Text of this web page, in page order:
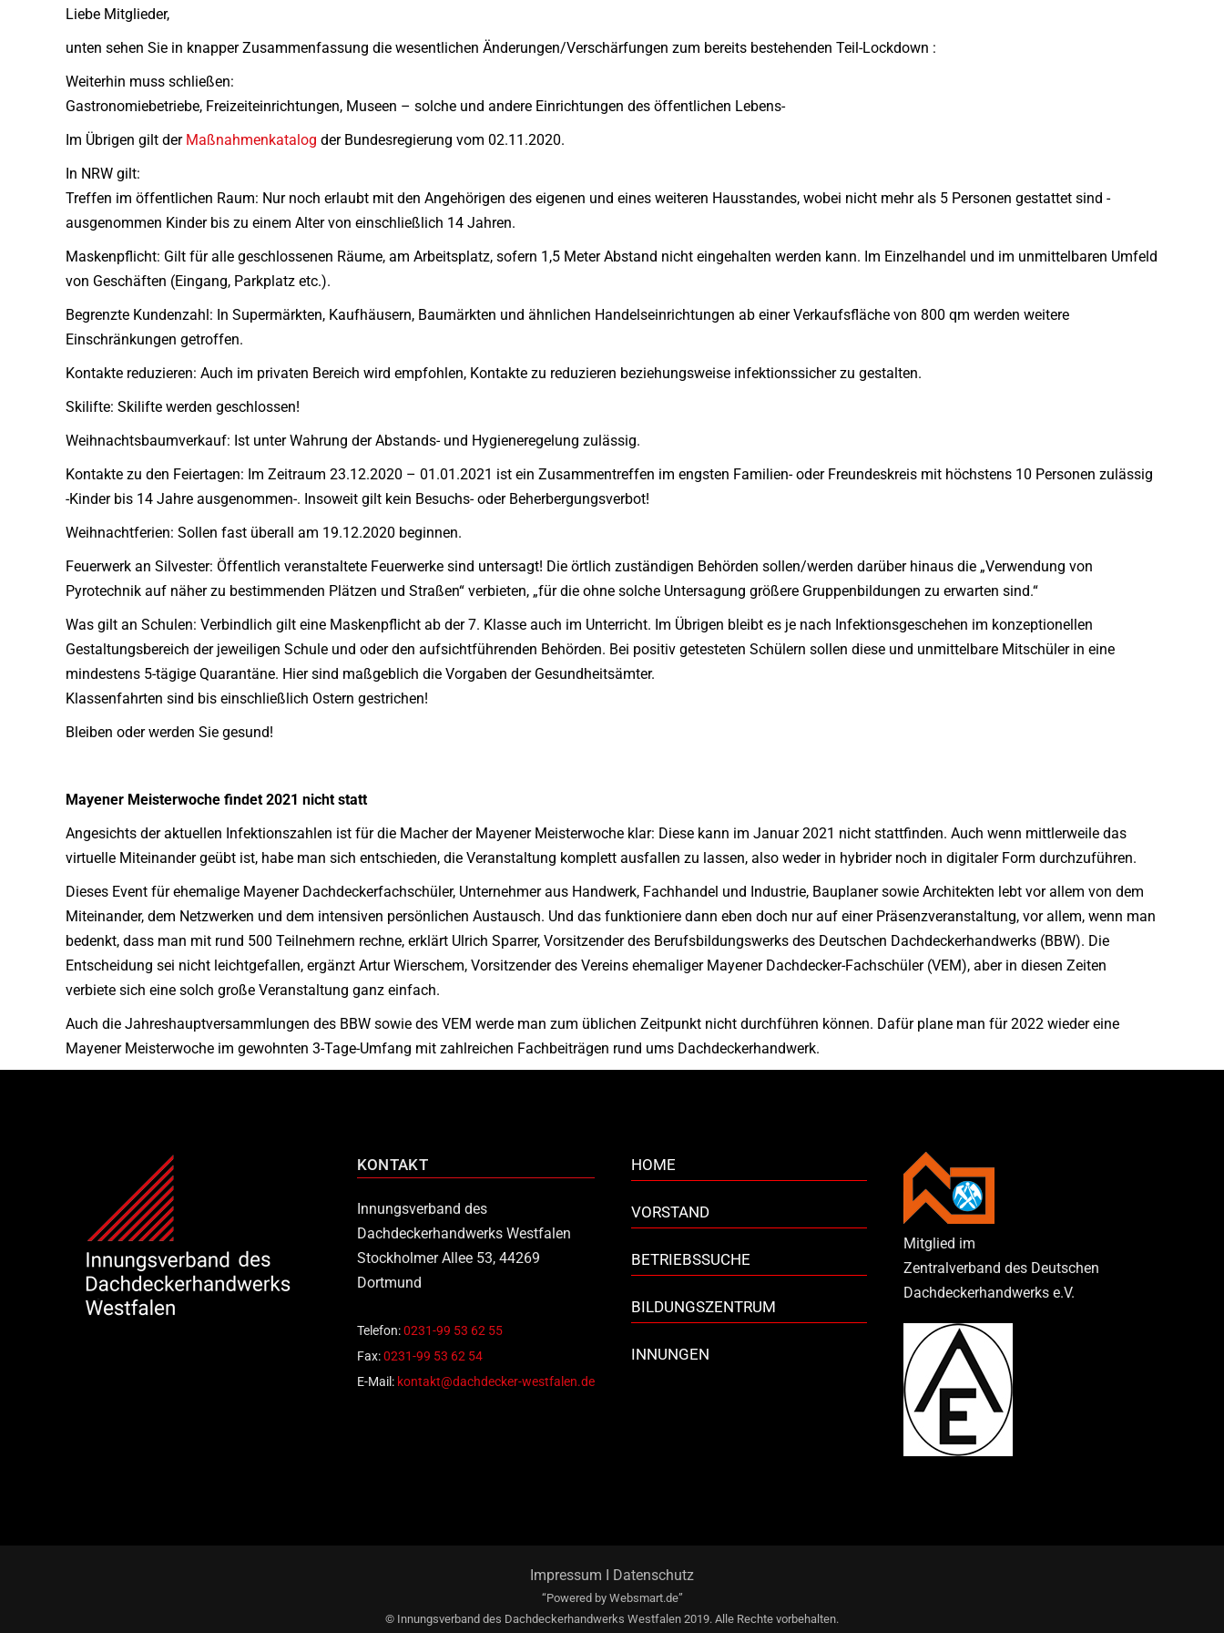
Liebe Mitglieder,
unten sehen Sie in knapper Zusammenfassung die wesentlichen Änderungen/Verschärfungen zum bereits bestehenden Teil-Lockdown :
Weiterhin muss schließen:
Gastronomiebetriebe, Freizeiteinrichtungen, Museen – solche und andere Einrichtungen des öffentlichen Lebens-
Im Übrigen gilt der Maßnahmenkatalog der Bundesregierung vom 02.11.2020.
In NRW gilt:
Treffen im öffentlichen Raum: Nur noch erlaubt mit den Angehörigen des eigenen und eines weiteren Hausstandes, wobei nicht mehr als 5 Personen gestattet sind -
ausgenommen Kinder bis zu einem Alter von einschließlich 14 Jahren.
Maskenpflicht: Gilt für alle geschlossenen Räume, am Arbeitsplatz, sofern 1,5 Meter Abstand nicht eingehalten werden kann. Im Einzelhandel und im unmittelbaren Umfeld
von Geschäften (Eingang, Parkplatz etc.).
Begrenzte Kundenzahl: In Supermärkten, Kaufhäusern, Baumärkten und ähnlichen Handelseinrichtungen ab einer Verkaufsfläche von 800 qm werden weitere
Einschränkungen getroffen.
Kontakte reduzieren: Auch im privaten Bereich wird empfohlen, Kontakte zu reduzieren beziehungsweise infektionssicher zu gestalten.
Skilifte: Skilifte werden geschlossen!
Weihnachtsbaumverkauf: Ist unter Wahrung der Abstands- und Hygieneregelung zulässig.
Kontakte zu den Feiertagen: Im Zeitraum 23.12.2020 – 01.01.2021 ist ein Zusammentreffen im engsten Familien- oder Freundeskreis mit höchstens 10 Personen zulässig
-Kinder bis 14 Jahre ausgenommen-. Insoweit gilt kein Besuchs- oder Beherbergungsverbot!
Weihnachtferien: Sollen fast überall am 19.12.2020 beginnen.
Feuerwerk an Silvester: Öffentlich veranstaltete Feuerwerke sind untersagt! Die örtlich zuständigen Behörden sollen/werden darüber hinaus die „Verwendung von
Pyrotechnik auf näher zu bestimmenden Plätzen und Straßen“ verbieten, „für die ohne solche Untersagung größere Gruppenbildungen zu erwarten sind.“
Was gilt an Schulen: Verbindlich gilt eine Maskenpflicht ab der 7. Klasse auch im Unterricht. Im Übrigen bleibt es je nach Infektionsgeschehen im konzeptionellen
Gestaltungsbereich der jeweiligen Schule und oder den aufsichtführenden Behörden. Bei positiv getesteten Schülern sollen diese und unmittelbare Mitschüler in eine
mindestens 5-tägige Quarantäne. Hier sind maßgeblich die Vorgaben der Gesundheitsämter.
Klassenfahrten sind bis einschließlich Ostern gestrichen!
Bleiben oder werden Sie gesund!
Mayener Meisterwoche findet 2021 nicht statt
Angesichts der aktuellen Infektionszahlen ist für die Macher der Mayener Meisterwoche klar: Diese kann im Januar 2021 nicht stattfinden. Auch wenn mittlerweile das
virtuelle Miteinander geübt ist, habe man sich entschieden, die Veranstaltung komplett ausfallen zu lassen, also weder in hybrider noch in digitaler Form durchzuführen.
Dieses Event für ehemalige Mayener Dachdeckerfachschüler, Unternehmer aus Handwerk, Fachhandel und Industrie, Bauplaner sowie Architekten lebt vor allem von dem
Miteinander, dem Netzwerken und dem intensiven persönlichen Austausch. Und das funktioniere dann eben doch nur auf einer Präsenzveranstaltung, vor allem, wenn man
bedenkt, dass man mit rund 500 Teilnehmern rechne, erklärt Ulrich Sparrer, Vorsitzender des Berufsbildungswerks des Deutschen Dachdeckerhandwerks (BBW). Die
Entscheidung sei nicht leichtgefallen, ergänzt Artur Wierschem, Vorsitzender des Vereins ehemaliger Mayener Dachdecker-Fachschüler (VEM), aber in diesen Zeiten
verbiete sich eine solch große Veranstaltung ganz einfach.
Auch die Jahreshauptversammlungen des BBW sowie des VEM werde man zum üblichen Zeitpunkt nicht durchführen können. Dafür plane man für 2022 wieder eine
Mayener Meisterwoche im gewohnten 3-Tage-Umfang mit zahlreichen Fachbeiträgen rund ums Dachdeckerhandwerk.
KONTAKT
Innungsverband des
Dachdeckerhandwerks Westfalen
Stockholmer Allee 53, 44269
Dortmund
Telefon:0231-99 53 62 55
Fax:0231-99 53 62 54
E-Mail: kontakt@dachdecker-westfalen.de
HOME
VORSTAND
BETRIEBSSUCHE
BILDUNGSZENTRUM
INNUNGEN
Mitglied im
Zentralverband des Deutschen
Dachdeckerhandwerks e.V.
© Innungsverband des Dachdeckerhandwerks Westfalen 2019. Alle Rechte vorbehalten.
Impressum I Datenschutz
“Powered by Websmart.de”